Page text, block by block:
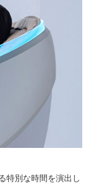
特別な時間を演出し